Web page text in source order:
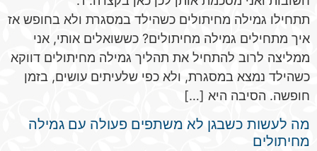
תתחילו גמילה מחיתולים כשהילד במסגרת ולא בחופש אז
איך מתחילים גמילה מחיתולים? כששואלים אותי, אני
ממליצה לרוב להתחיל את תהליך גמילה מחיתולים דווקא
כשהילד נמצא במסגרת, ולא כפי שלעיתים עושים, בזמן
חופשה. הסיבה היא […]
מה לעשות כשבגן לא משתפים פעולה עם גמילה
מחיתולים